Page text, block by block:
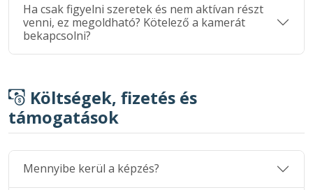
Ha csak figyelni szeretek és nem aktívan részt
venni, ez megoldható? Kötelező a kamerát
bekapcsolni?
Költségek, fizetés és
támogatások
Mennyibe kerül a képzés?